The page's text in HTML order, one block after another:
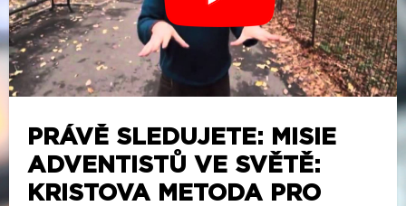
PRÁVĚ SLEDUJETE: MISIE
ADVENTISTŮ VE SVĚTĚ:
KRISTOVA METODA PRO